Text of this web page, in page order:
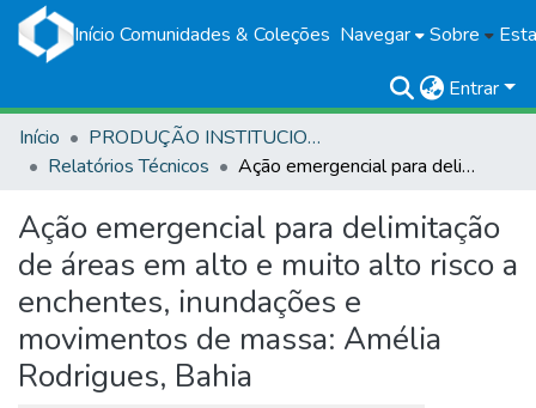
Início Comunidades & Coleções Navegar Sobre
Entrar
Início
PRODUÇÃO INSTITUCIONAL
Relatórios Técnicos
Ação emergencial para delimitação de áreas em alto e muito alto risco a enchentes, inundações e movimentos de massa: Amélia Rodrigues, Bahia
Ação emergencial para delimitação
de áreas em alto e muito alto risco a
enchentes, inundações e
movimentos de massa: Amélia
Rodrigues, Bahia